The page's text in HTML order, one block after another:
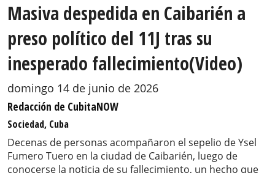
Masiva despedida en Caibarién a
preso político del 11J tras su
inesperado fallecimiento(Video)
domingo 14 de junio de 2026
Redacción de CubitaNOW
Sociedad, Cuba
Decenas de personas acompañaron el sepelio de Ysel
Fumero Tuero en la ciudad de Caibarién, luego de
conocerse la noticia de su fallecimiento, un hecho que